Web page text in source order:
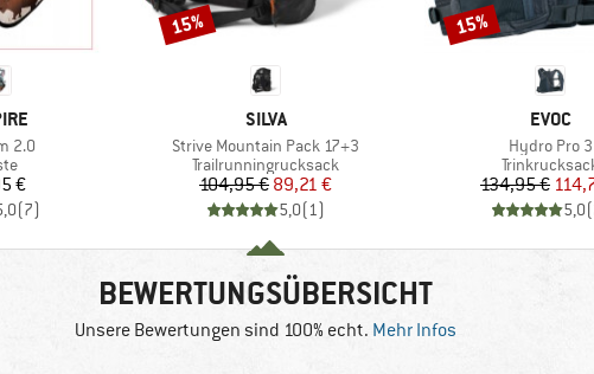
2.0
€
(7)
MARKE
SILVA
Artikel
Strive Mountain Pack 17+3
Produktgruppe
Trailrunningrucksack
Preis
104,95 €reduzierter Preis
89,21 €
5,0(1)
Rabatt
15%
MARKE
EVOC
Artikel
Hydro Pro 3
Preis
134,95 €
5,0(
Rabatt
15%
BEWERTUNGSÜBERSICHT
Unsere Bewertungen sind 100% echt. Mehr Infos